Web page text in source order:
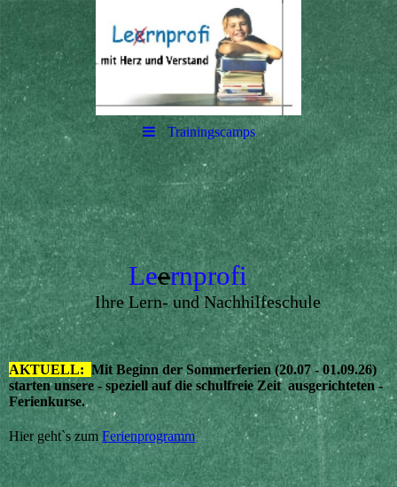
Trainingscamps
Leernprofi
Ihre Lern- und Nachhilfeschule
AKTUELL: Mit Beginn der Sommerferien (20.07 - 01.09.26)
starten unsere - speziell auf die schulfreie Zeit ausgerichteten -
Ferienkurse.
Hier geht`s zum Ferienprogramm